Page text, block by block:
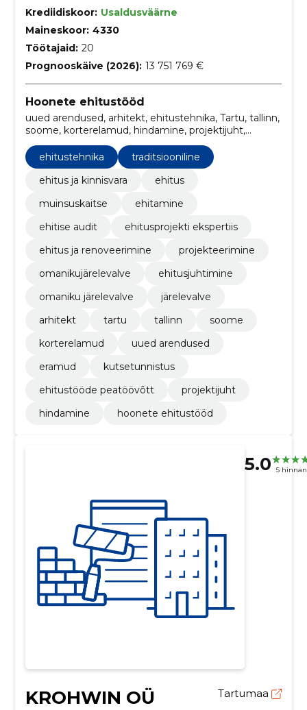
Krediidiskoor: Usaldusväärne
Maineskoor: 4330
Töötajaid: 20
Prognooskäive (2026): 13 751 769 €
Hoonete ehitustööd
uued arendused, arhitekt, ehitustehnika, Tartu, tallinn,
soome, korterelamud, hindamine, projektijuht,
ehitustööde peatöövõtt
ehitustehnika
traditsiooniline
ehitus ja kinnisvara
ehitus
muinsuskaitse
ehitamine
ehitise audit
ehitusprojekti ekspertiis
ehitus ja renoveerimine
projekteerimine
omanikujärelevalve
ehitusjuhtimine
omaniku järelevalve
järelevalve
arhitekt
tartu tallinn
soome
korterelamud
uued arendused
eramud
kutsetunnistus
ehitustööde peatöövõtt
projektijuht
hindamine
hoonete ehitustööd
5.0 5
KROHWIN OÜ Tartumaa